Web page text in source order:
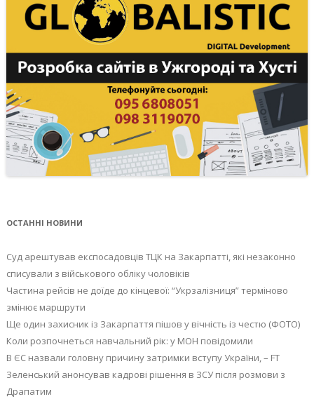
ОСТАННІ НОВИНИ
Суд арештував експосадовців ТЦК на Закарпатті, які незаконно
списували з військового обліку чоловіків
Частина рейсів не доїде до кінцевої: “Укрзалізниця” терміново
змінює маршрути
Ще один захисник із Закарпаття пішов у вічність із честю (ФОТО)
Коли розпочнеться навчальний рік: у МОН повідомили
В ЄС назвали головну причину затримки вступу України, – FT
Зеленський анонсував кадрові рішення в ЗСУ після розмови з
Драпатим